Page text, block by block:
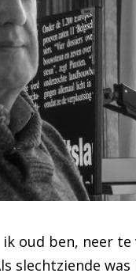
oud ben, neer
slechtziende